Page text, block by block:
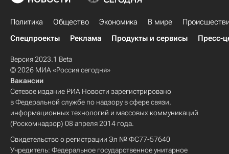
Политика Общество Экономика В мире
Спецпроекты
Реклама Продукты и сервисы Пресс-
Версия 2023.1 Beta
© 2026 МИА «Россия сегодня»
Вакансии
Сетевое издание РИА Новости зарегистрировано
в Федеральной службе по надзору в сфере связи,
информационных технологий и массовых коммуникаций
(Роскомнадзор) 08 апреля 2014 года.
Свидетельство о регистрации Эл № ФС77-57640
Учредитель: Федеральное государственное унитарное